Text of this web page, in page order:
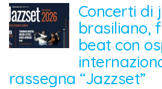
Concerti di
brasiliano,
beat con
rassegna “Jazzset”